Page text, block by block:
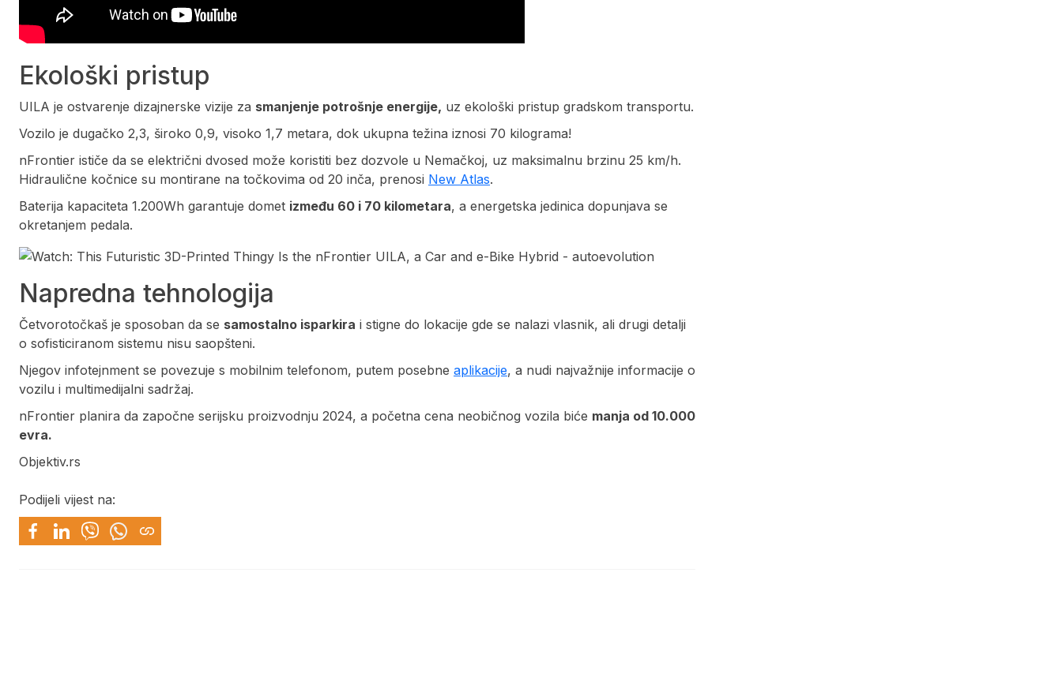
Ekološki pristup
UILA je ostvarenje dizajnerske vizije za smanjenje potrošnje energije, uz ekološki pristup gradskom transportu.
Vozilo je dugačko 2,3, široko 0,9, visoko 1,7 metara, dok ukupna težina iznosi 70 kilograma!
nFrontier ističe da se električni dvosed može koristiti bez dozvole u Nemačkoj, uz maksimalnu brzinu 25 km/h.
Hidraulične kočnice su montirane na točkovima od 20 inča, prenosi New Atlas.
Baterija kapaciteta 1.200Wh garantuje domet između 60 i 70 kilometara, a energetska jedinica dopunjava se
okretanjem pedala.
Napredna tehnologija
Četvorotočkaš je sposoban da se samostalno isparkira i stigne do lokacije gde se nalazi vlasnik, ali drugi detalji
o sofisticiranom sistemu nisu saopšteni.
Njegov infotejnment se povezuje s mobilnim telefonom, putem posebne aplikacije, a nudi najvažnije informacije o
vozilu i multimedijalni sadržaj.
nFrontier planira da započne serijsku proizvodnju 2024, a početna cena neobičnog vozila biće manja od 10.000
evra.
Objektiv.rs
Podijeli vijest na: